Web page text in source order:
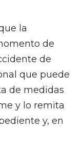
la
de
de
que puede
de medidas
y lo remita
y, en